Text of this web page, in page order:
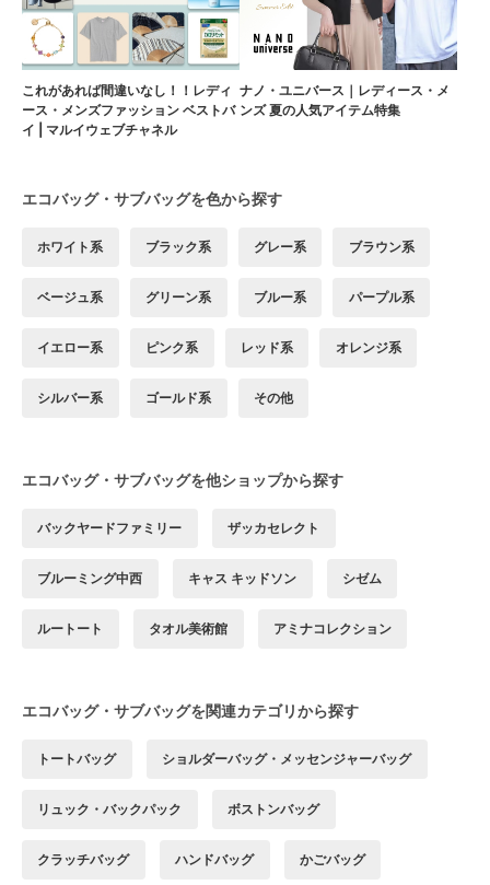
これがあれば間違いなし！！レディ
ース・メンズファッション ベストバ
イ | マルイウェブチャネル
ナノ・ユニバース｜レディース・メ
ンズ 夏の人気アイテム特集
エコバッグ・サブバッグを色から探す
ホワイト系 ブラック系 グレー系 ブラウン系
ベージュ系 グリーン系 ブルー系 パープル系
イエロー系 ピンク系 レッド系 オレンジ系
シルバー系 ゴールド系 その他
エコバッグ・サブバッグを他ショップから探す
バックヤードファミリー ザッカセレクト
ブルーミング中西 キャス キッドソン シゼム
ルートート タオル美術館 アミナコレクション
エコバッグ・サブバッグを関連カテゴリから探す
トートバッグ ショルダーバッグ・メッセンジャーバッグ
リュック・バックパック ボストンバッグ
クラッチバッグ ハンドバッグ かごバッグ